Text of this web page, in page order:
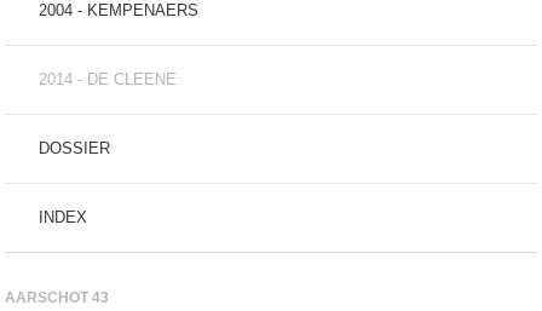
2004 - KEMPENAERS
2014 - DE CLEENE
DOSSIER
INDEX
AARSCHOT 43